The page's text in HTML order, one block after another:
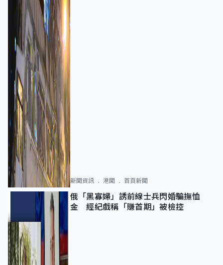
新聞資訊 港聞 首頁新聞
俄「黑寡婦」誘前線士兵閃婚騙撫恤
金 經紀戲稱「賺首期」被檢控